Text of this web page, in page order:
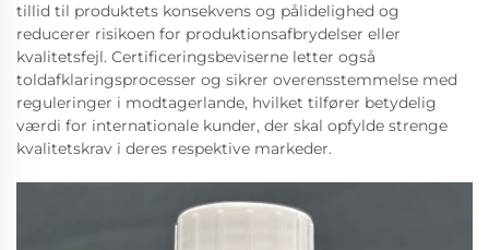
tillid til produktets konsekvens og pålidelighed og
reducerer risikoen for produktionsafbrydelser eller
kvalitetsfejl. Certificeringsbeviserne letter også
toldafklaringsprocesser og sikrer overensstemmelse med
reguleringer i modtagerlande, hvilket tilfører betydelig
værdi for internationale kunder, der skal opfylde strenge
kvalitetskrav i deres respektive markeder.